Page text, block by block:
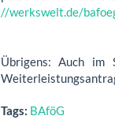
//werkswelt.de/
Übrigens: Auch im
Tags: BAföG